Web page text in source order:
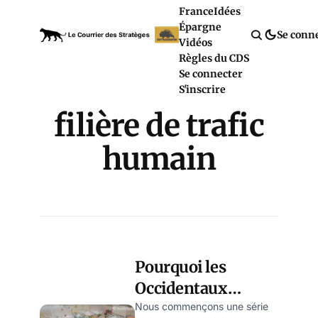
FranceIdées
Épargne
Vidéos
Règles du CDS
Se connecter
S'inscrire
Se
filière de trafic
humain
Pourquoi les
Occidentaux
aiment tant
Nous commençons une série